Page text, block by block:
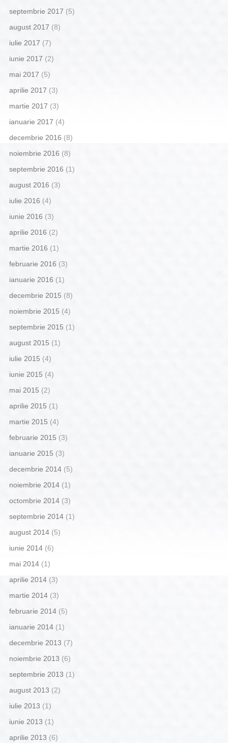
septembrie 2017 (5)
august 2017 (8)
iulie 2017 (7)
iunie 2017 (2)
mai 2017 (5)
aprilie 2017 (3)
martie 2017 (3)
ianuarie 2017 (4)
decembrie 2016 (8)
noiembrie 2016 (8)
septembrie 2016 (1)
august 2016 (3)
iulie 2016 (4)
iunie 2016 (3)
aprilie 2016 (2)
martie 2016 (1)
februarie 2016 (3)
ianuarie 2016 (1)
decembrie 2015 (8)
noiembrie 2015 (4)
septembrie 2015 (1)
august 2015 (1)
iulie 2015 (4)
iunie 2015 (4)
mai 2015 (2)
aprilie 2015 (1)
martie 2015 (4)
februarie 2015 (3)
ianuarie 2015 (3)
decembrie 2014(5)
noiembrie 2014(1)
octombrie 2014(3)
septembrie 2014(1)
august 2014(5)
iunie 2014(6)
mai 2014(1)
aprilie 2014(3)
martie 2014(3)
februarie 2014(5)
ianuarie 2014(1)
decembrie 2013 (7)
noiembrie 2013 (6)
septembrie 2013 (1)
august 2013 (2)
iulie 2013 (1)
iunie 2013 (1)
aprilie 2013 (6)